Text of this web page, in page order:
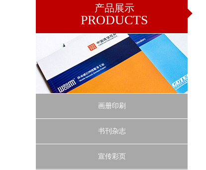
产品展示
PRODUCTS
画册印刷
书刊杂志
宣传彩页